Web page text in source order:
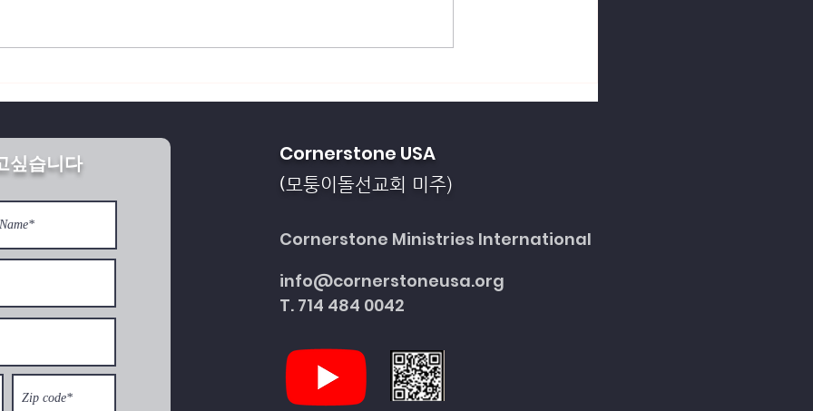
되게 하소서
싶습니다 Cornerstone USA
(모퉁이돌선교회 미주)
Cornerstone Ministries International
info@cornerstoneusa.org
T. 714 484 0042